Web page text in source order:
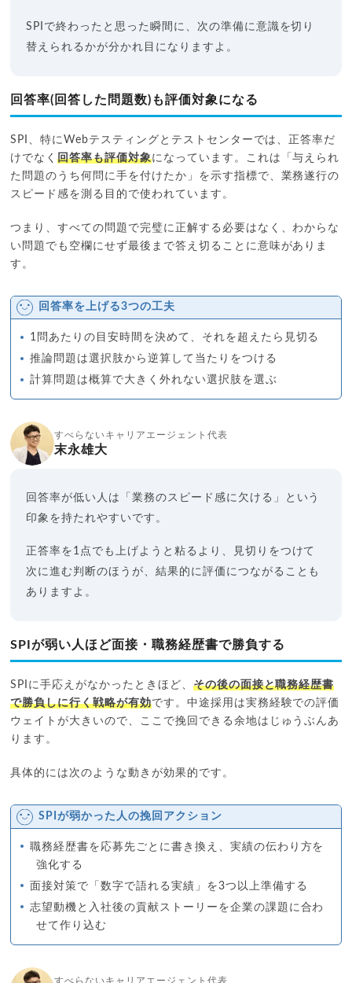
SPIで終わったと思った瞬間に、次の準備に意識を切り
替えられるかが分かれ目になりますよ。
回答率(回答した問題数)も評価対象になる
SPI、特にWebテスティングとテストセンターでは、正答率だ
けでなく回答率も評価対象になっています。これは「与えられ
た問題のうち何問に手を付けたか」を示す指標で、業務遂行の
スピード感を測る目的で使われています。
つまり、すべての問題で完璧に正解する必要はなく、わからな
い問題でも空欄にせず最後まで答え切ることに意味がありま
す。
回答率を上げる3つの工夫
1問あたりの目安時間を決めて、それを超えたら見切る
推論問題は選択肢から逆算して当たりをつける
計算問題は概算で大きく外れない選択肢を選ぶ
すべらないキャリアエージェント代表
末永雄大
回答率が低い人は「業務のスピード感に欠ける」という
印象を持たれやすいです。
正答率を1点でも上げようと粘るより、見切りをつけて
次に進む判断のほうが、結果的に評価につながることも
ありますよ。
SPIが弱い人ほど面接・職務経歴書で勝負する
SPIに手応えがなかったときほど、 その後の面接と職務経歴書
で勝負しに行く戦略が有効です。中途採用は実務経験での評価
ウェイトが大きいので、ここで挽回できる余地はじゅうぶんあ
ります。
具体的には次のような動きが効果的です。
SPIが弱かった人の挽回アクション
職務経歴書を応募先ごとに書き換え、実績の伝わり方を
強化する
面接対策で「数字で語れる実績」を3つ以上準備する
志望動機と入社後の貢献ストーリーを企業の課題に合わ
せて作り込む
すべらないキャリアエージェント代表